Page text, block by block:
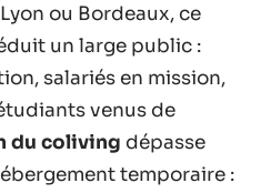
ou Bordeaux, ce
un large public :
salariés en mission,
venus de
du coliving dépasse
temporaire :